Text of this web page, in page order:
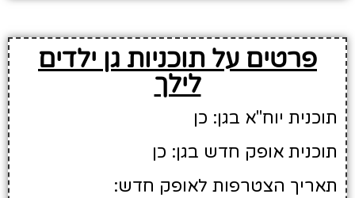
פרטים על תוכניות גן ילדים
לילך
תוכנית יוח"א בגן: כן
תוכנית אופק חדש בגן: כן
תאריך הצטרפות לאופק חדש: